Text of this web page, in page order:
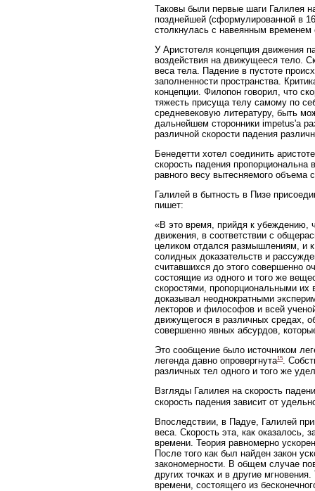
Таковы были первые шаги Галилея
позднейшей (сформулированной в
столкнулась с навеянным
У Аристотеля концепция движения
воздействия на движущееся тело.
веса тела. Падение в пустоте
заполненности пространства.
концепции. Филопон говорил, что
тяжесть присуща телу самому по
средневековую литературу, быть
дальнейшем сторонники impetus'а
различной скорости падения
Бенедетти хотел соединить
скорость падения
равного весу вытесняемого объема
Галилей в бытность в Пизе
пишет:
«В это время, прийдя к убеждению,
движения, в соответствии с
целиком отдался размышлениям, и
солидных доказательств и
считавшихся до этого совершенно
состоящие из одного и того же
скоростями, пропорциональными их
доказывал неоднократными
лекторов и философов и всей
движущегося в различных средах,
совершенно явных абсурдов,
Это сообщение было источником
легенда давно опровергнута15.
различных тел одного и того же
Взгляды Галилея на скорость
скорость падения зависит от
Впоследствии, в Падуе, Галилей
веса. Скорость эта, как оказалось,
времени. Теория равномерно
После того как был найден закон
закономерности. В общем случае
других точках и в другие
времени, состоящего из